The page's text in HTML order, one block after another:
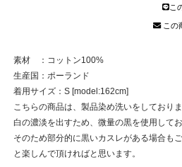
こ
この
素材 ：コットン100%
生産国：ポーランド
着用サイズ：S [model:162cm]
こちらの商品は、製品染め洗いをしておりま
白の濃淡を出すため、微量の黒を使用してお
そのため部分的に黒いカスレがある場合も
と楽しんで頂ければと思います。